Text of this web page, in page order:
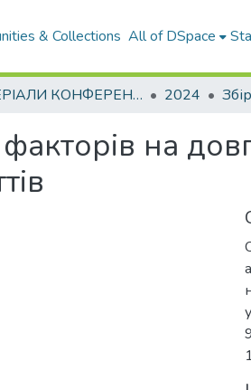
& Collections All of DSpace
МАТЕРІАЛИ КОНФЕРЕНЦІЙ 2024
на